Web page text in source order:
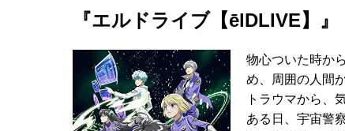
『エルドライブ【ēlDLIVE】』
物心ついた時か
め、周囲の人間
トラウマから、
ある日、宇宙警